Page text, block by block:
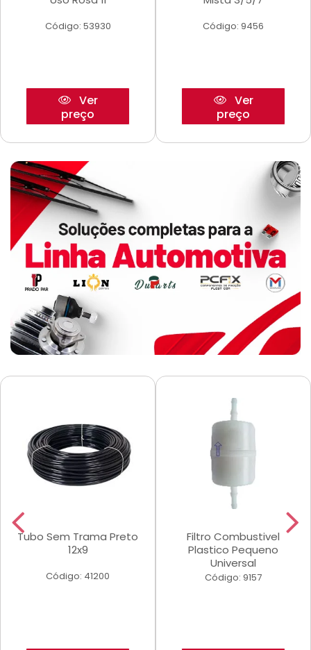
Código: 53930
Ver
preço
Código: 9456
Ver
preço
Tubo Sem Trama Preto
12x9
Código: 41200
Filtro Combustivel
Plastico Pequeno
Universal
Código: 9157